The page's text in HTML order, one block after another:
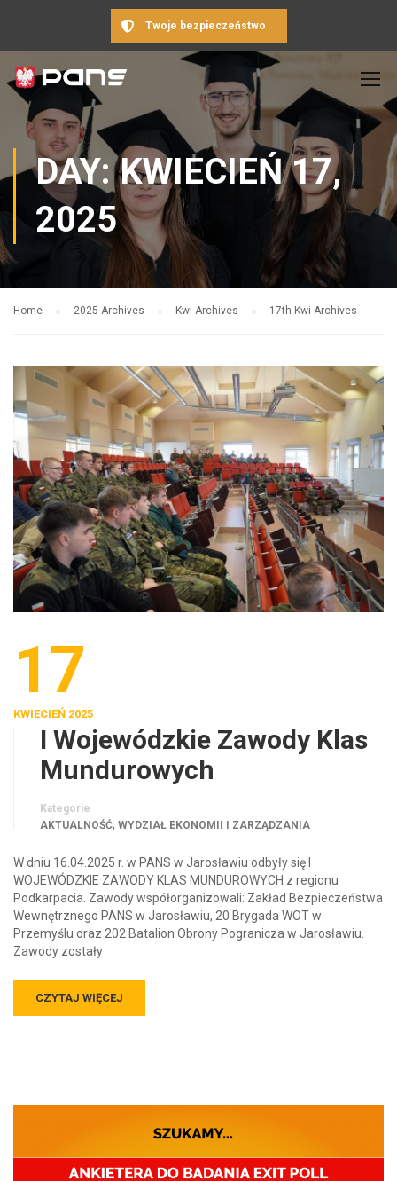
Twoje bezpieczeństwo
DAY: KWIECIEŃ 17,
2025
Home 2025 Archives Kwi Archives 17th Kwi Archives
17
KWIECIEŃ 2025
I Wojewódzkie Zawody Klas
Mundurowych
Kategorie
AKTUALNOŚĆ, WYDZIAŁ EKONOMII I ZARZĄDZANIA
W dniu 16.04.2025 r. w PANS w Jarosławiu odbyły się I
WOJEWÓDZKIE ZAWODY KLAS MUNDUROWYCH z regionu
Podkarpacia. Zawody współorganizowali: Zakład Bezpieczeństwa
Wewnętrznego PANS w Jarosławiu, 20 Brygada WOT w
Przemyślu oraz 202 Batalion Obrony Pogranicza w Jarosławiu.
Zawody zostały
CZYTAJ WIĘCEJ